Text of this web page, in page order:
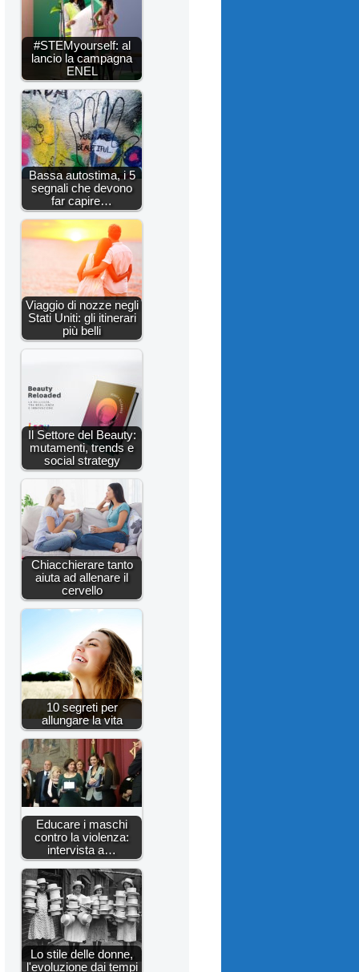
#STEMyourself: al
lancio la campagna
ENEL
Bassa autostima, i 5
segnali che devono
far capire…
Viaggio di nozze negli
Stati Uniti: gli itinerari
più belli
Il Settore del Beauty:
mutamenti, trends e
social strategy
Chiacchierare tanto
aiuta ad allenare il
cervello
10 segreti per
allungare la vita
Educare i maschi
contro la violenza:
intervista a…
Lo stile delle donne,
l'evoluzione dai tempi